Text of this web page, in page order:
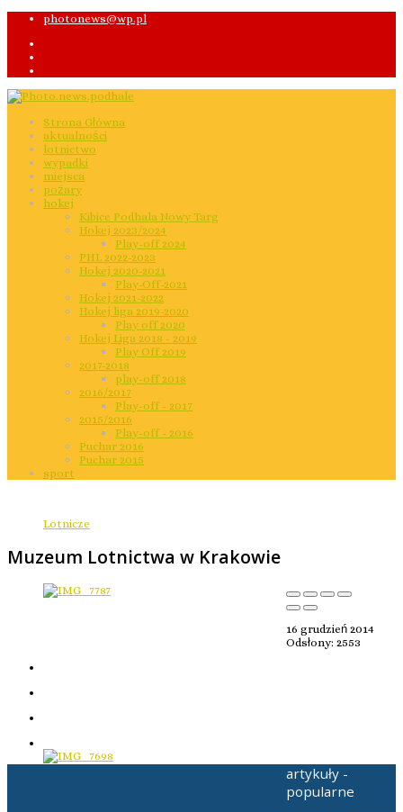
photonews@wp.pl
Strona Główna
aktualności
lotnictwo
wypadki
miejsca
pożary
hokej
Kibice Podhala Nowy Targ
Hokej 2023/2024
Play-off 2024
PHL 2022-2023
Hokej 2020-2021
Play-Off-2021
Hokej 2021-2022
Hokej liga 2019-2020
Play off 2020
Hokej Liga 2018 - 2019
Play Off 2019
2017-2018
play-off 2018
2016/2017
Play-off - 2017
2015/2016
Play-off - 2016
Puchar 2016
Puchar 2015
sport
Lotnicze
Muzeum Lotnictwa w Krakowie
16 grudzień 2014
Odsłony: 2553
artykuły -
popularne